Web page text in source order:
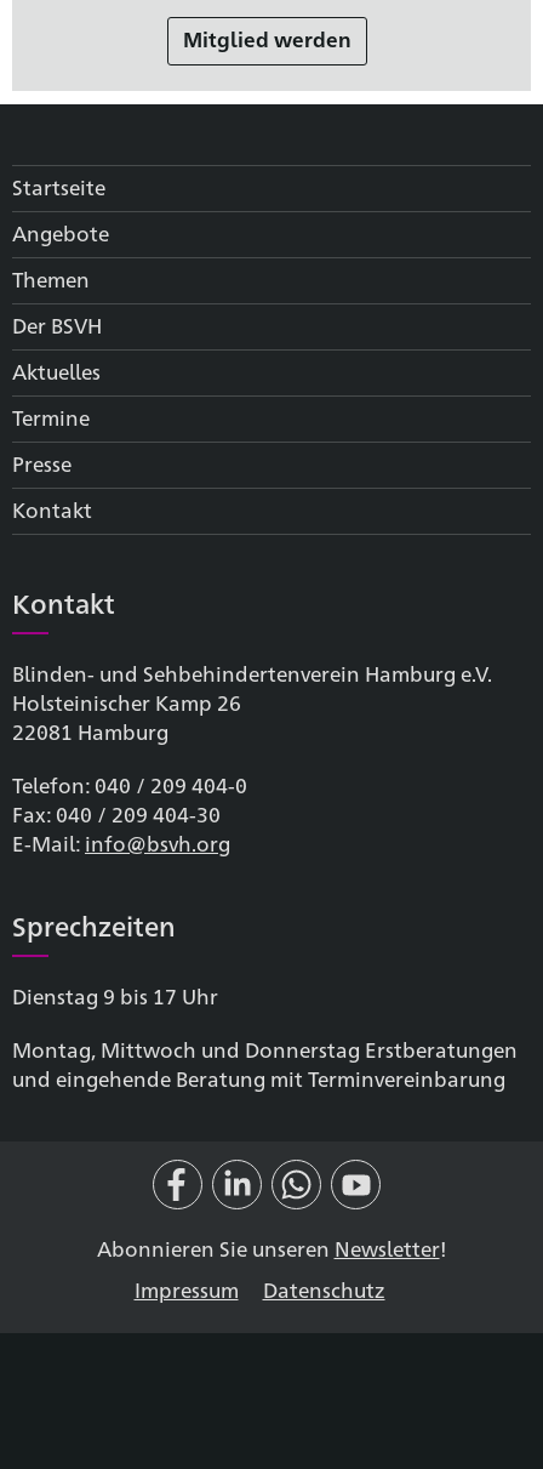
Mitglied werden
Startseite
Angebote
Themen
Der BSVH
Aktuelles
Termine
Presse
Kontakt
Kontakt
Blinden- und Sehbehinderten­verein Hamburg e.V.
Holsteinischer Kamp 26
22081 Hamburg
Telefon: 040 / 209 404-0
Fax: 040 / 209 404-30
E-Mail: info@bsvh.org
Sprechzeiten
Dienstag 9 bis 17 Uhr
Montag, Mittwoch und Donnerstag Erstberatungen
und eingehende Beratung mit Terminvereinbarung
Abonnieren Sie unseren Newsletter!
Impressum
Datenschutz